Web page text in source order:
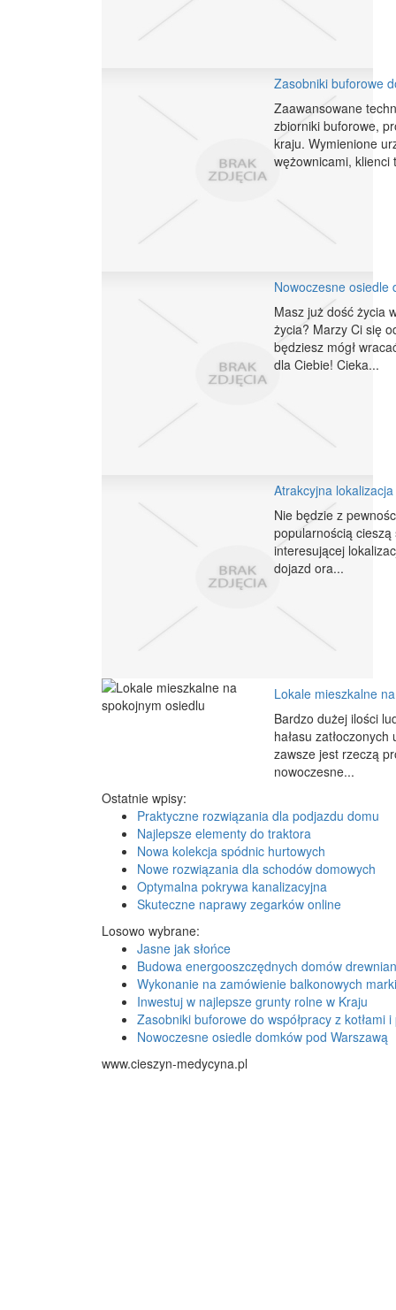
Zasobniki buforowe
Zaawansowane
zbiorniki buforowe,
kraju. Wymienione
wężownicami, klienci
Nowoczesne osiedle
Masz już dość życia
życia? Marzy Ci się
będziesz mógł
dla Ciebie! Cieka...
Atrakcyjna
Nie będzie z
popularnością cieszą
interesującej
dojazd ora...
Lokale mieszkalne
Bardzo dużej ilości
hałasu
zawsze jest rzeczą
nowoczesne...
Ostatnie wpisy:
Praktyczne rozwiązania dla podjazdu domu
Najlepsze elementy do traktora
Nowa kolekcja spódnic hurtowych
Nowe rozwiązania dla schodów domowych
Optymalna pokrywa kanalizacyjna
Skuteczne naprawy zegarków online
Losowo wybrane:
Jasne jak słońce
Budowa energooszczędnych domów
Wykonanie na zamówienie balkonowych
Inwestuj w najlepsze grunty rolne w Kraju
Zasobniki buforowe do współpracy z kotłami
Nowoczesne osiedle domków pod Warszawą
www.cieszyn-medycyna.pl